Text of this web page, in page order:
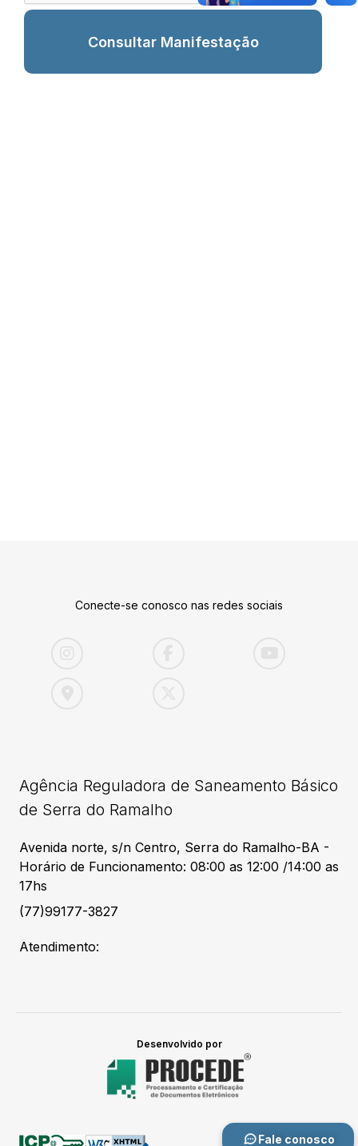
Fale conosco
Conecte-se conosco nas redes sociais
Agência Reguladora de Saneamento Básico
de Serra do Ramalho
Avenida norte, s/n Centro, Serra do Ramalho-BA -
Horário de Funcionamento: 08:00 as 12:00 /14:00 as
17hs
(77)99177-3827
Atendimento:
Desenvolvido por